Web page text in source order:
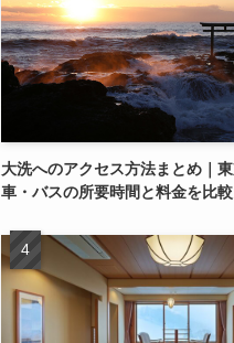
大洗へのアクセス方法まとめ｜東
車・バスの所要時間と料金を比較